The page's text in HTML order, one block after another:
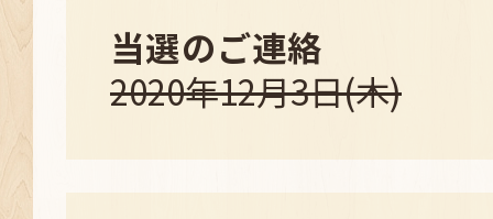
当選のご連絡
2020年12月3日(木)